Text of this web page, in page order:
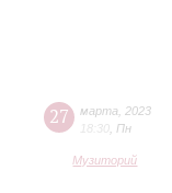
27 марта
2023
18:30 Пн
Музиторий